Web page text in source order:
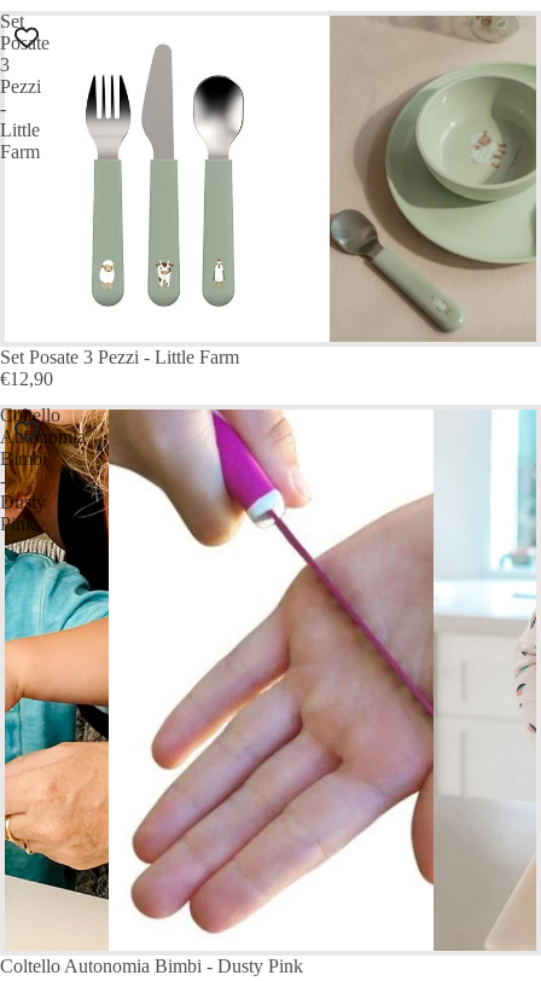
Set
Posate
3
Pezzi
-
Little
Farm
Set Posate 3 Pezzi - Little Farm
€12,90
Coltello
Autonomia
Bimbi
-
Dusty
Pink
Coltello Autonomia Bimbi - Dusty Pink